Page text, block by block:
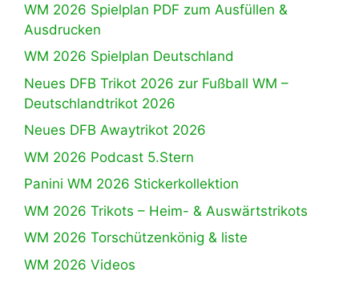
WM 2026 Spielplan PDF zum Ausfüllen &
Ausdrucken
WM 2026 Spielplan Deutschland
Neues DFB Trikot 2026 zur Fußball WM –
Deutschlandtrikot 2026
Neues DFB Awaytrikot 2026
WM 2026 Podcast 5.Stern
Panini WM 2026 Stickerkollektion
WM 2026 Trikots – Heim- & Auswärtstrikots
WM 2026 Torschützenkönig & liste
WM 2026 Videos